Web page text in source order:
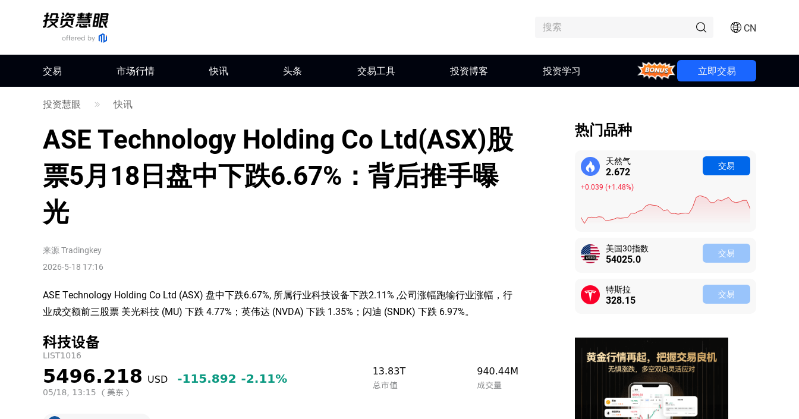
CN
交易 市场行情 快讯 头条 交易工具 投资博客 投资学习 Bonus 立即交易
投资慧眼 快讯
ASE Technology Holding Co Ltd(ASX)股
票5月18日盘中下跌6.67%：背后推手曝
光
来源Tradingkey
2026-5-18 17:16
ASE Technology Holding Co Ltd (ASX) 盘中下跌6.67%, 所属行业科技设备下跌2.11% ,公司涨幅跑输行业涨幅，行
业成交额前三股票 美光科技 (MU) 下跌 4.77%；英伟达 (NVDA) 下跌 1.35%；闪迪 (SNDK) 下跌 6.97%。
热门品种
天然气
2.672
+0.039 (+1.48%)
交易
美国30指数
54025.0 交易
特斯拉
328.15 交易